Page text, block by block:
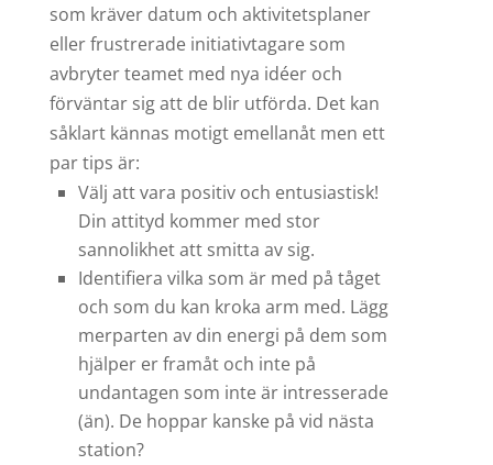
som kräver datum och aktivitetsplaner
eller frustrerade initiativtagare som
avbryter teamet med nya idéer och
förväntar sig att de blir utförda. Det kan
såklart kännas motigt emellanåt men ett
par tips är:
Välj att vara positiv och entusiastisk!
Din attityd kommer med stor
sannolikhet att smitta av sig.
Identifiera vilka som är med på tåget
och som du kan kroka arm med. Lägg
merparten av din energi på dem som
hjälper er framåt och inte på
undantagen som inte är intresserade
(än). De hoppar kanske på vid nästa
station?